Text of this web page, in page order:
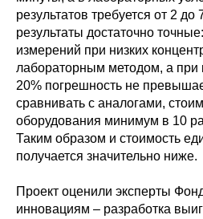
результатов требуется от 2
результаты достаточно
измерений при низких
лабораторным методом, а при
20% погрешность не
сравнивать с аналогами,
оборудования минимум в 10
Таким образом и стоимость
получается значительно ниже.
Проект оценили эксперты
инновациям – разработка